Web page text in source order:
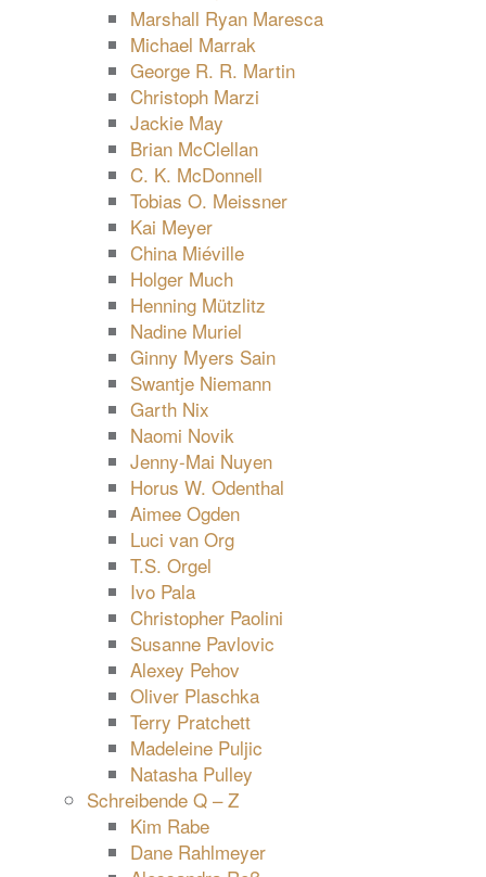
Marshall Ryan Maresca
Michael Marrak
George R. R. Martin
Christoph Marzi
Jackie May
Brian McClellan
C. K. McDonnell
Tobias O. Meissner
Kai Meyer
China Miéville
Holger Much
Henning Mützlitz
Nadine Muriel
Ginny Myers Sain
Swantje Niemann
Garth Nix
Naomi Novik
Jenny-Mai Nuyen
Horus W. Odenthal
Aimee Ogden
Luci van Org
T.S. Orgel
Ivo Pala
Christopher Paolini
Susanne Pavlovic
Alexey Pehov
Oliver Plaschka
Terry Pratchett
Madeleine Puljic
Natasha Pulley
Schreibende Q – Z
Kim Rabe
Dane Rahlmeyer